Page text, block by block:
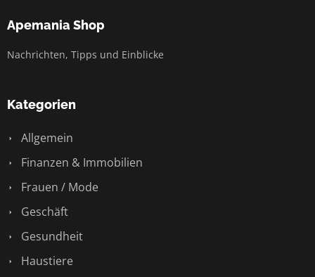
Apemania Shop
Nachrichten, Tipps und Einblicke
Kategorien
Allgemein
Finanzen & Immobilien
Frauen / Mode
Geschäft
Gesundheit
Haustiere